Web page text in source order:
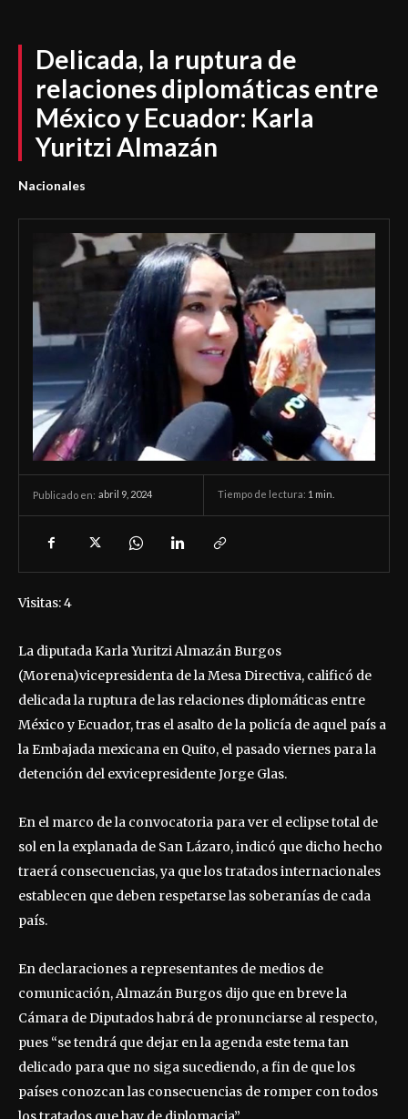
Delicada, la ruptura de
relaciones diplomáticas entre
México y Ecuador: Karla
Yuritzi Almazán
Nacionales
Publicado en: abril 9, 2024 Tiempo de lectura: 1 min.
Visitas: 4
La diputada Karla Yuritzi Almazán Burgos
(Morena)vicepresidenta de la Mesa Directiva, calificó de
delicada la ruptura de las relaciones diplomáticas entre
México y Ecuador, tras el asalto de la policía de aquel país a
la Embajada mexicana en Quito, el pasado viernes para la
detención del exvicepresidente Jorge Glas.
En el marco de la convocatoria para ver el eclipse total de
sol en la explanada de San Lázaro, indicó que dicho hecho
traerá consecuencias, ya que los tratados internacionales
establecen que deben respetarse las soberanías de cada
país.
En declaraciones a representantes de medios de
comunicación, Almazán Burgos dijo que en breve la
Cámara de Diputados habrá de pronunciarse al respecto,
pues “se tendrá que dejar en la agenda este tema tan
delicado para que no siga sucediendo, a fin de que los
países conozcan las consecuencias de romper con todos